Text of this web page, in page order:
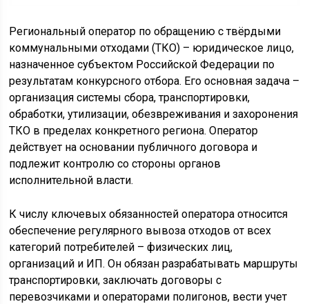
Региональный оператор по обращению с твёрдыми
коммунальными отходами (ТКО) – юридическое лицо,
назначенное субъектом Российской Федерации по
результатам конкурсного отбора. Его основная задача –
организация системы сбора, транспортировки,
обработки, утилизации, обезвреживания и захоронения
ТКО в пределах конкретного региона. Оператор
действует на основании публичного договора и
подлежит контролю со стороны органов
исполнительной власти.
К числу ключевых обязанностей оператора относится
обеспечение регулярного вывоза отходов от всех
категорий потребителей – физических лиц,
организаций и ИП. Он обязан разрабатывать маршруты
транспортировки, заключать договоры с
перевозчиками и операторами полигонов, вести учет